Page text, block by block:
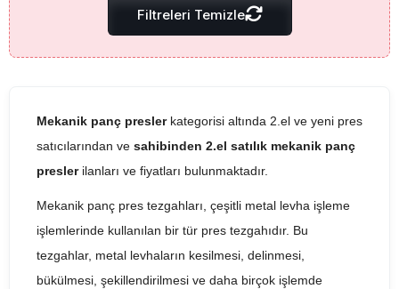
Filtreleri Temizle
Mekanik panç preslerkategorisi altında 2.el ve yeni pres
satıcılarından ve sahibinden 2.el satılık mekanik panç
preslerilanları ve fiyatları bulunmaktadır.
Mekanik panç pres tezgahları, çeşitli metal levha işleme
işlemlerinde kullanılan bir tür pres tezgahıdır. Bu
tezgahlar, metal levhaların kesilmesi, delinmesi,
bükülmesi, şekillendirilmesi ve daha birçok işlemde